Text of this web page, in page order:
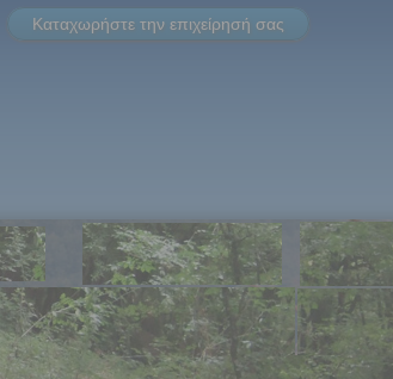
Καταχωρήστε την επιχείρησή σας